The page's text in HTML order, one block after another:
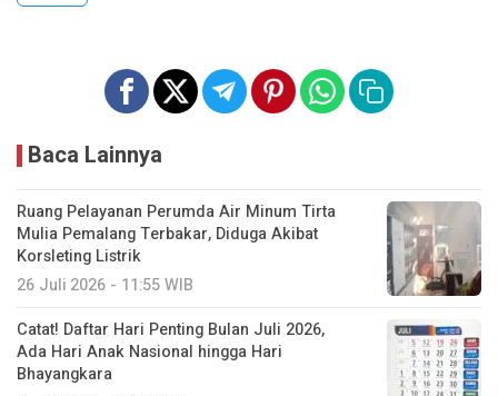
Baca Lainnya
Ruang Pelayanan Perumda Air Minum Tirta
Mulia Pemalang Terbakar, Diduga Akibat
Korsleting Listrik
26 Juli 2026 - 11:55 WIB
Catat! Daftar Hari Penting Bulan Juli 2026,
Ada Hari Anak Nasional hingga Hari
Bhayangkara